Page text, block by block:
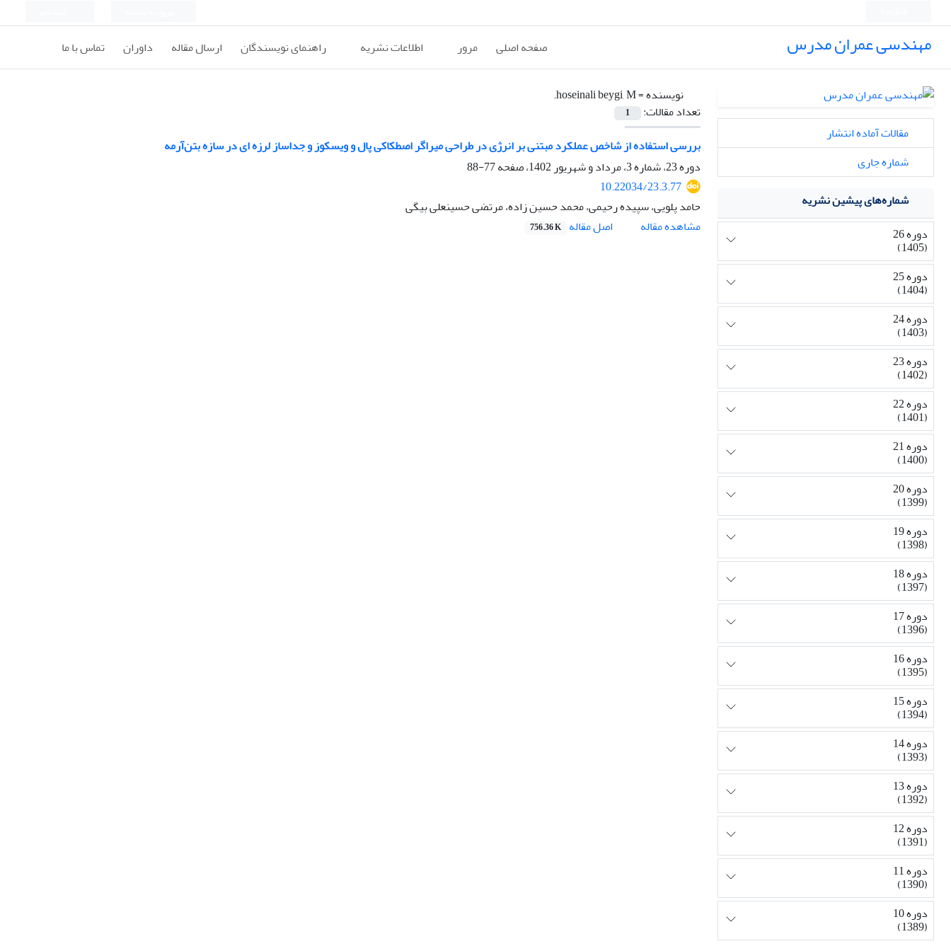
مهندسی عمران مدرس صفحه اصلی مرور اطلاعات نشریه راهنمای نویسندگان ارسال مقاله داوران تماس با ما
نویسنده =hoseinali beygi, M.
تعداد مقالات:
1
بررسی استفاده از شاخص عملکرد مبتنی بر انرژی در طراحی میراگر اصطکاکی پال و ویسکوز و جداساز لرزه ای در سازه بتن‌آرمه
دوره 23، شماره 3، مرداد و شهریور 1402، صفحه
77-88
10.22034/23.3.77
حامد پلویی، سپیده رحیمی، محمد حسین زاده، مرتضی حسینعلی بیگی
مشاهده مقاله
اصل مقاله 756.36 K
مقالات آماده انتشار
شماره جاری
شماره‌های پیشین نشریه
دوره 26
(1405)
دوره 25
(1404)
دوره 24
(1403)
دوره 23
(1402)
دوره 22
(1401)
دوره 21
(1400)
دوره 20
(1399)
دوره 19
(1398)
دوره 18
(1397)
دوره 17
(1396)
دوره 16
(1395)
دوره 15
(1394)
دوره 14
(1393)
دوره 13
(1392)
دوره 12
(1391)
دوره 11
(1390)
دوره 10
(1389)